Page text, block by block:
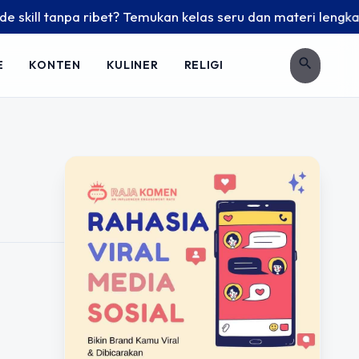
tanpa ribet? Temukan kelas seru dan materi lengkap
KONTEN KULINER RELIGI search